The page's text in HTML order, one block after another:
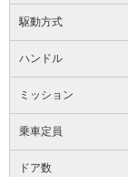
駆動方式
ハンドル
ミッション
乗車定員
ドア数